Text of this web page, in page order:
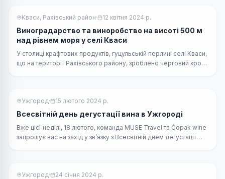
Кваси, Рахівський район· 12 квітня 2024 р.
Виноградарство та виноробство на висоті 500 м
над рівнем моря у селі Кваси
У столиці крафтових продуктів, гуцульській перлині селі Кваси,
що на території Рахівського району, зроблено черговий крок
Ужгород· 15 лютого 2024 р.
Всесвітній день дегустації вина в Ужгороді
Вже цієї неділі, 18 лютого, команда MUSE Travel та Čopak wine
запрошує вас на захід у зв’язку з Всесвітній днем дегустації
Ужгород· 24 січня 2024 р.